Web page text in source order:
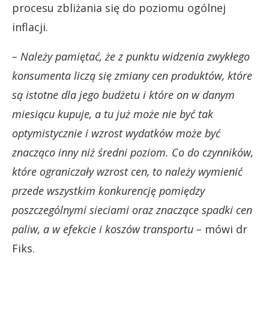
procesu zbliżania się do poziomu ogólnej
inflacji.
– Należy pamiętać, że z punktu widzenia zwykłego
konsumenta liczą się zmiany cen produktów, które
są istotne dla jego budżetu i które on w danym
miesiącu kupuje, a tu już może nie być tak
optymistycznie i wzrost wydatków może być
znacząco inny niż średni poziom. Co do czynników,
które ograniczały wzrost cen, to należy wymienić
przede wszystkim konkurencję pomiędzy
poszczególnymi sieciami oraz znaczące spadki cen
paliw, a w efekcie i koszów transportu – mówi dr
Fiks.